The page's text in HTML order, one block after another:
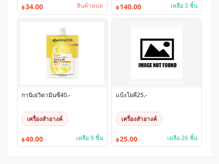
฿34.00 สินค้าหมด ฿ 140.00 เหลือ 3 ชิ้น
กานิเย่วิตามินซี40.-
เครื่องสำอางค์
฿40.00 เหลือ 9 ชิ้น
แป้งโยคี25.-
เครื่องสำอางค์
฿25.00 เหลือ 26 ชิ้น